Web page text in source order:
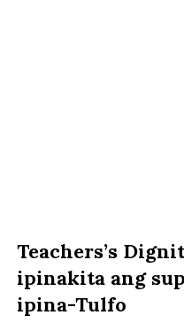
Teachers’s
ipinakita ang
ipina-Tulfo